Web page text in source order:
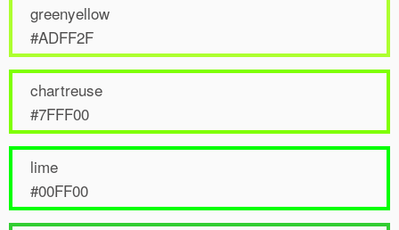
greenyellow
#ADFF2F
chartreuse
#7FFF00
lime
#00FF00